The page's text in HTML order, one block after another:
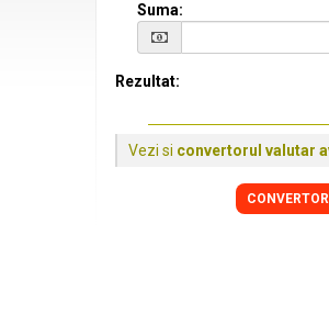
Suma:
Rezultat:
Vezi si convertorul valutar